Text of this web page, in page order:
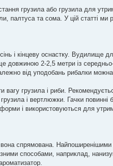
грузила або грузила для
та сома. У цій статті ми
і кінцеву оснастку. Вудилище
довжиною 2-2,5 метри із
від уподобань рибалки можна
вагу грузила і риби.
і вертлюжки. Гачки повинні
форми і використовуються для
спрямована.
способами, наприклад,